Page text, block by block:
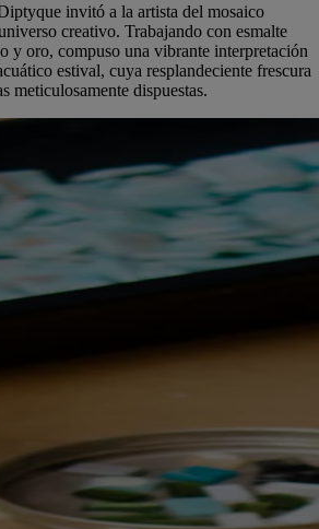
invitó a la artista del mosaico
creativo. Trabajando con esmalte
y oro, compuso una vibrante interpretación
estival, cuya resplandeciente frescura
meticulosamente dispuestas.